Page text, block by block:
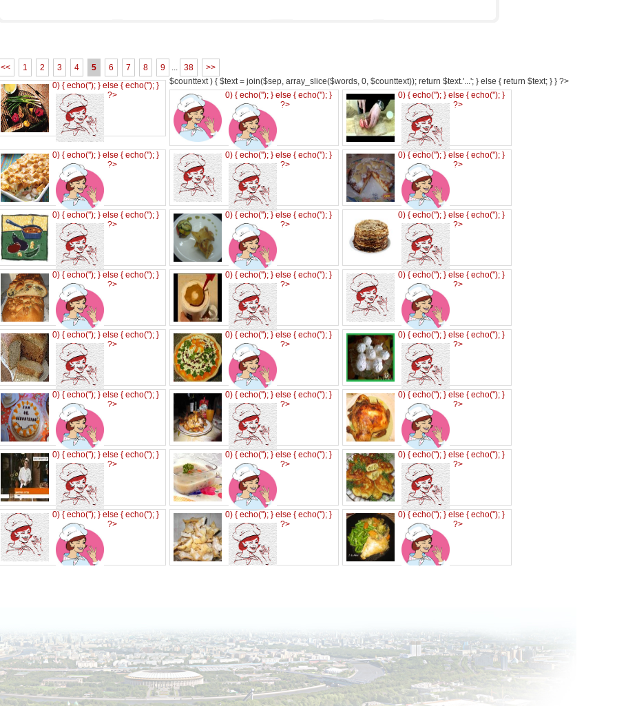
<< 1 2 3 4 5 6 7 8 9 ... 38
>>
$counttext ) { $text = join($sep, array_slice($words, 0, $counttext)); return $text.'...'; } else { return $text; } } ?>
0) { echo(''); } else { echo(''); }
?>
0) { echo(''); } else { echo(''); }
?>
0) { echo(''); } else { echo(''); }
?>
0) { echo(''); } else { echo(''); }
?>
0) { echo(''); } else { echo(''); }
?>
0) { echo(''); } else { echo(''); }
?>
0) { echo(''); } else { echo(''); }
?>
0) { echo(''); } else { echo(''); }
?>
0) { echo(''); } else { echo(''); }
?>
0) { echo(''); } else { echo(''); }
?>
0) { echo(''); } else { echo(''); }
?>
0) { echo(''); } else { echo(''); }
?>
0) { echo(''); } else { echo(''); }
?>
0) { echo(''); } else { echo(''); }
?>
0) { echo(''); } else { echo(''); }
?>
0) { echo(''); } else { echo(''); }
?>
0) { echo(''); } else { echo(''); }
?>
0) { echo(''); } else { echo(''); }
?>
0) { echo(''); } else { echo(''); }
?>
0) { echo(''); } else { echo(''); }
?>
0) { echo(''); } else { echo(''); }
?>
0) { echo(''); } else { echo(''); }
?>
0) { echo(''); } else { echo(''); }
?>
0) { echo(''); } else { echo(''); }
?>